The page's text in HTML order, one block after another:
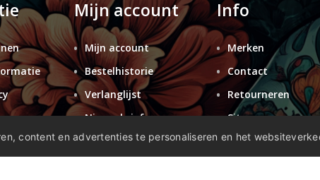
Mijn account
Mijn account
Bestelhistorie
Verlanglijst
Nieuwsbrief
Info
Merken
Contact
Retourneren
Sitemap
content en advertenties te personaliseren en het